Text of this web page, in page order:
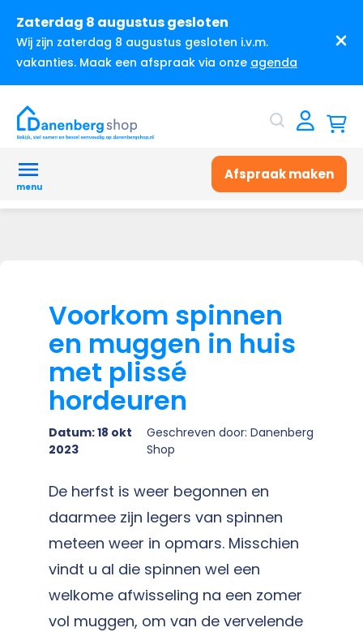
Zaterdag 8 augustus gesloten
Wij zijn zaterdag 8 augustus gesloten i.v.m.
vakanties. Maak een afspraak via onze agenda
menu
Afspraak maken
Voorkom spinnen
en muggen in huis
met plissé
hordeuren
Datum: 18 okt
2023
Geschreven door: Danenberg
Shop
De herfst is weer begonnen en
daarmee zijn legers van spinnen
meteen weer in opmars. Misschien
vindt u al die spinnen wel een
welkome afwisseling na een zomer
vol muggen, om van de vervelende